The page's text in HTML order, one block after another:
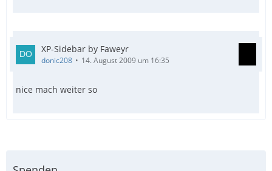
XP-Sidebar by Faweyr
donic208 14. August 2009 um 16:35
nice mach weiter so